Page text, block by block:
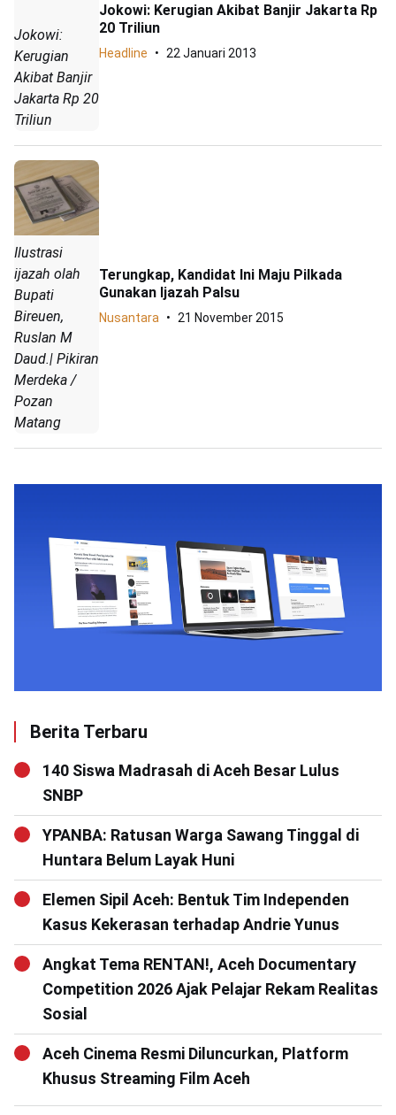
Jokowi:
Kerugian
Akibat Banjir
Jakarta Rp 20
Triliun
Jokowi: Kerugian Akibat Banjir Jakarta Rp
20 Triliun
Headline 22 Januari 2013
Ilustrasi
ijazah olah
Bupati
Bireuen,
Ruslan M
Daud.| Pikiran
Merdeka /
Pozan
Matang
Terungkap, Kandidat Ini Maju Pilkada
Gunakan Ijazah Palsu
Nusantara 21 November 2015
Berita Terbaru
140 Siswa Madrasah di Aceh Besar Lulus
SNBP
YPANBA: Ratusan Warga Sawang Tinggal di
Huntara Belum Layak Huni
Elemen Sipil Aceh: Bentuk Tim Independen
Kasus Kekerasan terhadap Andrie Yunus
Angkat Tema RENTAN!, Aceh Documentary
Competition 2026 Ajak Pelajar Rekam Realitas
Sosial
Aceh Cinema Resmi Diluncurkan, Platform
Khusus Streaming Film Aceh